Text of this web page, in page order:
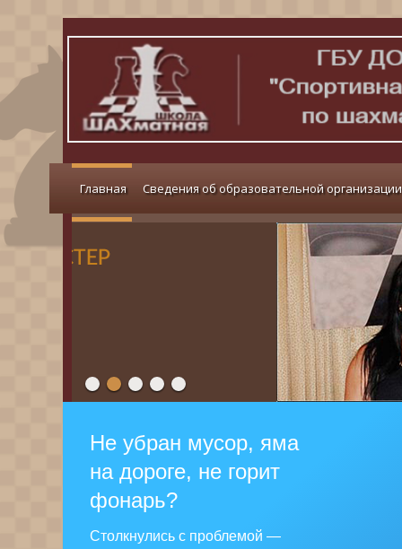
Главная Сведения об образовательной организации
Не убран мусор, яма
на дороге, не горит
фонарь?
Столкнулись с проблемой —